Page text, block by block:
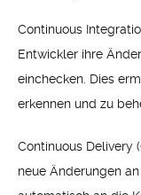
Continuous
Entwickler ihre
einchecken. Dies
erkennen und zu
Continuous Delivery
neue Änderungen